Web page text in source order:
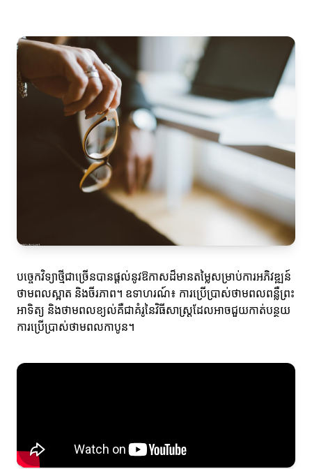
បច្ចេកវិទ្យាថ្មីជាច្រើនបានផ្តល់នូវឱកាសដ៏មានតម្លៃសម្រាប់ការអភិវឌ្ឍន៍
ថាមពលស្អាត និងចីរភាព។ ឧទាហរណ៍៖ ការប្រើប្រាស់ថាមពលពន្លឺព្រះ
អាទិត្យ និងថាមពលខ្យល់គឺជាគំរូនៃវិធីសាស្ត្រដែលអាចជួយកាត់បន្ថយ
ការប្រើប្រាស់ថាមពលកាបូន។